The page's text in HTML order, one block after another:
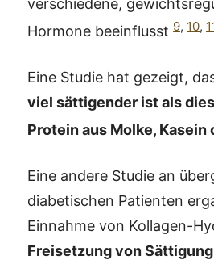
Hormone beeinflusst 9, 10,
Eine Studie hat gezeigt,
viel sättigender ist als
Protein aus Molke, Kasein
Eine andere Studie an
diabetischen Patienten
Einnahme von Kollagen-
Freisetzung von